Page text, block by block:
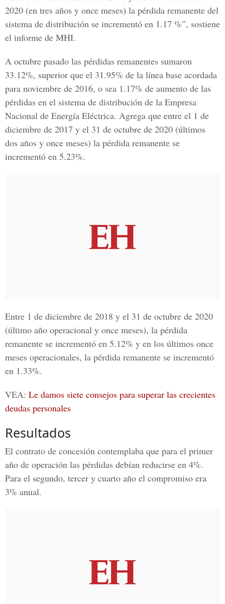
2020 (en tres años y once meses) la pérdida remanente del
sistema de distribución se incrementó en 1.17 %”, sostiene
el informe de MHI.
A octubre pasado las pérdidas remanentes sumaron
33.12%, superior que el 31.95% de la línea base acordada
para noviembre de 2016, o sea 1.17% de aumento de las
pérdidas en el sistema de distribución de la Empresa
Nacional de Energía Eléctrica. Agrega que entre el 1 de
diciembre de 2017 y el 31 de octubre de 2020 (últimos
dos años y once meses) la pérdida remanente se
incrementó en 5.23%.
Entre 1 de diciembre de 2018 y el 31 de octubre de 2020
(último año operacional y once meses), la pérdida
remanente se incrementó en 5.12% y en los últimos once
meses operacionales, la pérdida remanente se incrementó
en 1.33%.
VEA: Le damos siete consejos para superar las crecientes
deudas personales
Resultados
El contrato de concesión contemplaba que para el primer
año de operación las pérdidas debían reducirse en 4%.
Para el segundo, tercer y cuarto año el compromiso era
3% anual.